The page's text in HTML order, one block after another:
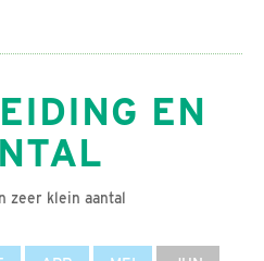
EN
zeer klein aantal